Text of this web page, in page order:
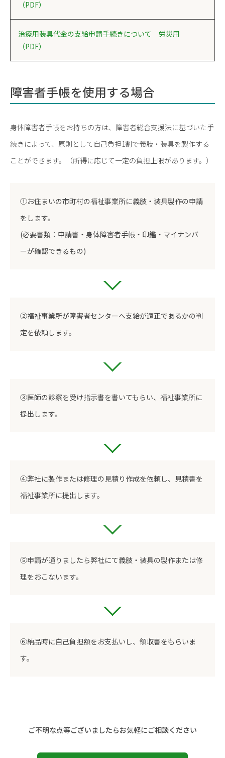
（PDF）
治療用装具代金の支給申請手続きについて 労災用
（PDF）
障害者手帳を使用する場合
身体障害者手帳をお持ちの方は、障害者総合支援法に基づいた手
続きによって、原則として自己負担1割で義肢・装具を製作する
ことができます。（所得に応じて一定の負担上限があります。）
①お住まいの市町村の福祉事業所に義肢・装具製作の申請
をします。
(必要書類：申請書・身体障害者手帳・印鑑・マイナンバ
ーが確認できるもの)
②福祉事業所が障害者センターへ支給が適正であるかの判
定を依頼します。
③医師の診察を受け指示書を書いてもらい、福祉事業所に
提出します。
④弊社に製作または修理の見積り作成を依頼し、見積書を
福祉事業所に提出します。
⑤申請が通りましたら弊社にて義肢・装具の製作または修
理をおこないます。
⑥納品時に自己負担額をお支払いし、領収書をもらいま
す。
ご不明な点等ございましたらお気軽にご相談ください